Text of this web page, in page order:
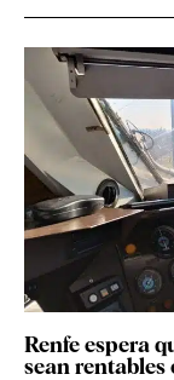
Renfe espera
sean rentables